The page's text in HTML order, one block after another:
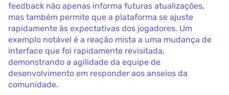
feedback não apenas informa futuras atualizações,
mas também permite que a plataforma se ajuste
rapidamente às expectativas dos jogadores. Um
exemplo notável é a reação mista a uma mudança de
interface que foi rapidamente revisitada,
demonstrando a agilidade da equipe de
desenvolvimento em responder aos anseios da
comunidade.